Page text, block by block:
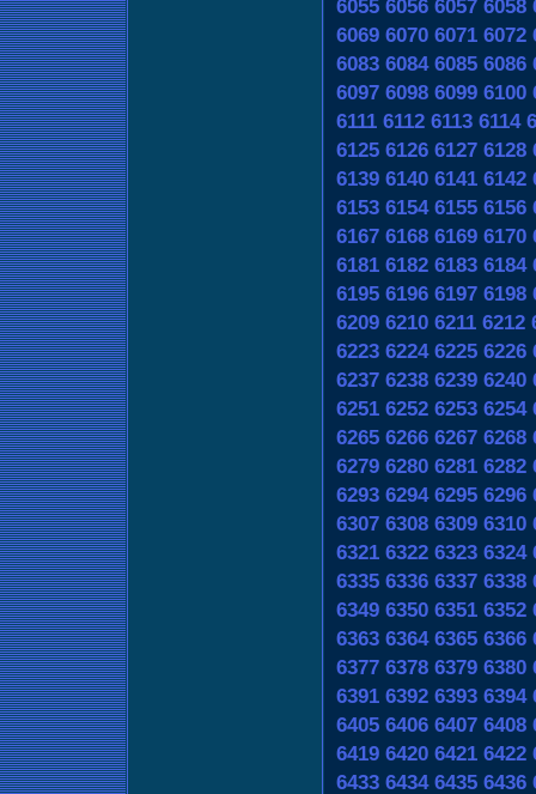
6055 6056 6057 6058
6069 6070 6071 6072
6083 6084 6085 6086
6097 6098 6099 6100
6111 6112 6113 6114
6125 6126 6127 6128
6139 6140 6141 6142
6153 6154 6155 6156
6167 6168 6169 6170
6181 6182 6183 6184
6195 6196 6197 6198
6209 6210 6211 6212
6223 6224 6225 6226
6237 6238 6239 6240
6251 6252 6253 6254
6265 6266 6267 6268
6279 6280 6281 6282
6293 6294 6295 6296
6307 6308 6309 6310
6321 6322 6323 6324
6335 6336 6337 6338
6349 6350 6351 6352
6363 6364 6365 6366
6377 6378 6379 6380
6391 6392 6393 6394
6405 6406 6407 6408
6419 6420 6421 6422
6433 6434 6435 6436